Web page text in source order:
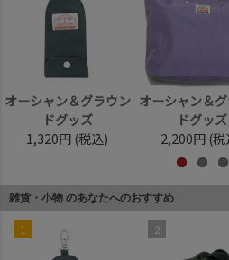
オーシャン＆グラウン
ドグッズ
1,320円 (税込)
オーシャン＆
ドグッズ
2,200円 (税
雑貨・小物 のあなたへのおすすめ
1 2